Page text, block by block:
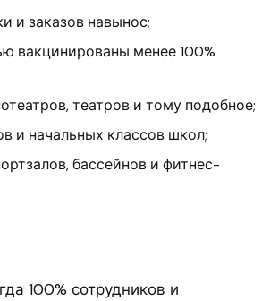
и заказов навынос;
вакцинированы менее 100%
театров и тому подобное;
и начальных классов школ;
бассейнов и фитнес-
100% сотрудников и